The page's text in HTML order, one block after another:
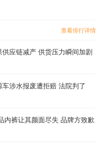
查看排行详情
应链减产 供货压力瞬间加剧
涉水报废遭拒赔 法院判了
内裤让其颜面尽失 品牌方致歉